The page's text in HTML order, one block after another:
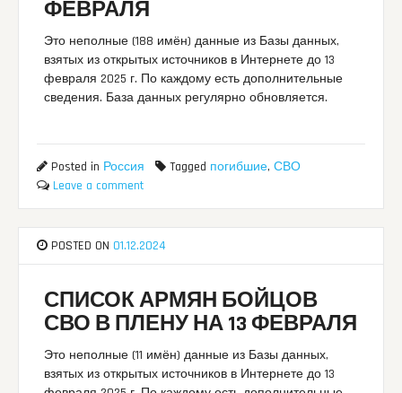
ФЕВРАЛЯ
Это неполные (188 имён) данные из Базы данных,
взятых из открытых источников в Интернете до 13
февраля 2025 г. По каждому есть дополнительные
сведения. База данных регулярно обновляется.
Posted in Россия Tagged погибшие,СВО
Leave a comment
POSTED ON 01.12.2024
СПИСОК АРМЯН БОЙЦОВ
СВО В ПЛЕНУ НА 13 ФЕВРАЛЯ
Это неполные (11 имён) данные из Базы данных,
взятых из открытых источников в Интернете до 13